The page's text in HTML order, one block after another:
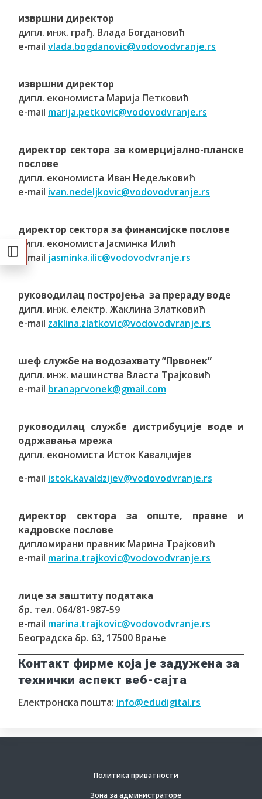
извршни директор
дипл. инж. грађ. Влада Богдановић
е-mail vlada.bogdanovic@vodovodvranje.rs
извршни директор
дипл. економиста Марија Петковић
e-mail marija.petkovic@vodovodvranje.rs
директор сектора за комерцијално-планске
послове
дипл. економиста Иван Недељковић
e-mail ivan.nedeljkovic@vodovodvranje.rs
директор сектора за финансијске послове
дипл. економиста Јасминка Илић
e-mail jasminka.ilic@vodovodvranje.rs
руководилац постројења за прераду воде
дипл. инж. електр. Жаклина Златковић
e-mail zaklina.zlatkovic@vodovodvranje.rs
шеф службе на водозахвату ”Првонек”
дипл. инж. машинства Власта Трајковић
e-mail branaprvonek@gmail.com
руководилац службе дистрибуције воде и
одржавања мрежа
дипл. економиста Исток Кавалџијев
e-mail istok.kavaldzijev@vodovodvranje.rs
директор сектора за опште, правне и
кадровске послове
дипломирани правник Марина Трајковић
e-mail marina.trajkovic@vodovodvranje.rs
лице за заштиту података
бр. тел. 064/81-987-59
e-mail marina.trajkovic@vodovodvranje.rs
Београдска бр. 63, 17500 Врање
Контакт фирме која је задужена за
технички аспект веб-сајта
Електронска пошта: info@edudigital.rs
Политика приватности
Зона за администраторе